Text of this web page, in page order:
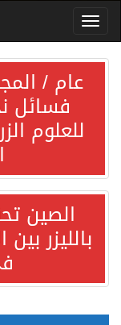
عام /
فسائل
للعلوم
الصين
بالليزر